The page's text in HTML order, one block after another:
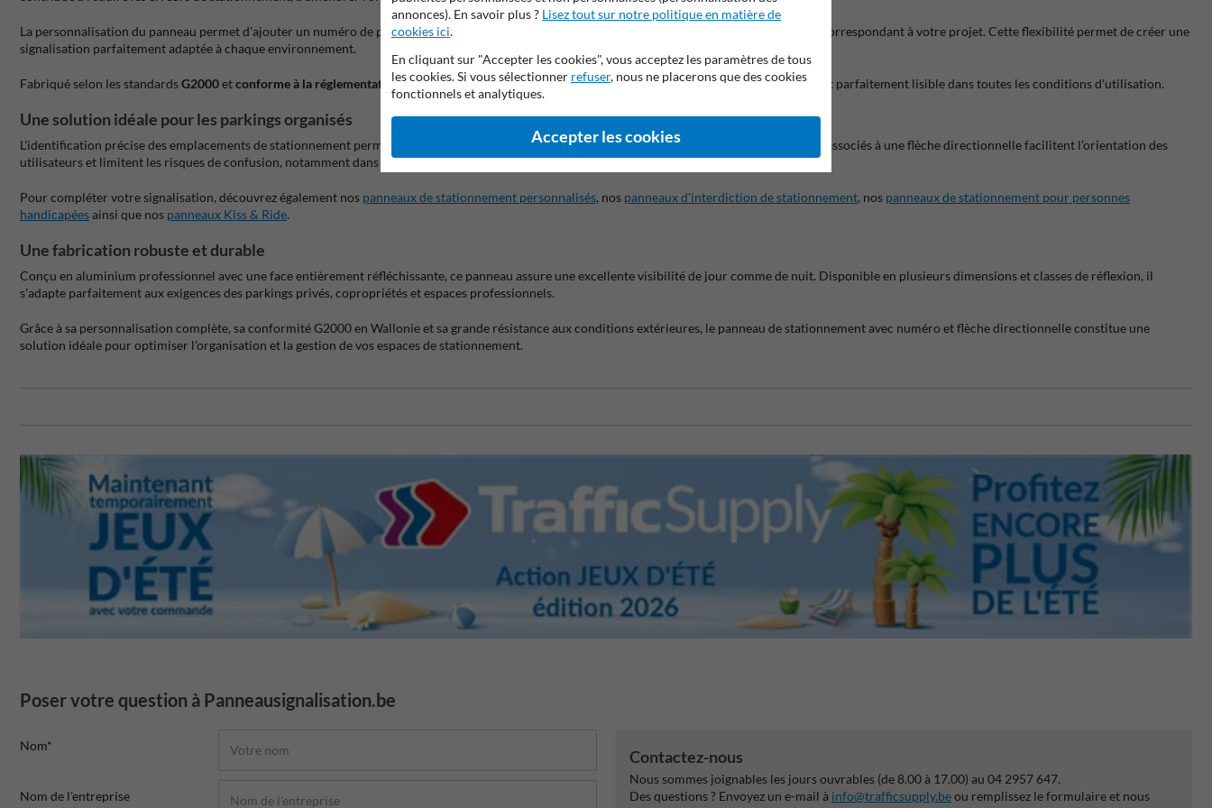
La personnalisation du panneau permet d'ajouter un numéro de place, une flèche orientée vers la gauche ou la droite ainsi qu'un texte spécifique correspondant à votre projet. Cette flexibilité permet de créer une
signalisation parfaitement adaptée à chaque environnement.
Fabriqué selon les standardsG2000etconforme à la réglementation en Wallonie , ce panneau garantit une signalisation professionnelle, durable et parfaitement lisible dans toutes les conditions d'utilisation.
Une solution idéale pour les parkings organisés
L'identification précise des emplacements de stationnement permet d'améliorer considérablement la gestion des parkings. Les numéros de places associés à une flèche directionnelle facilitent l'orientation des
utilisateurs et limitent les risques de confusion, notamment dans les grands ensembles résidentiels ou les parkings d'entreprise.
Pour compléter votre signalisation, découvrez également nos panneaux de stationnement personnalisés, nos panneaux d'interdiction de stationnement, nos panneaux de stationnement pour personnes
handicapéesainsi que nos panneaux Kiss & Ride.
Une fabrication robuste et durable
Conçu en aluminium professionnel avec une face entièrement réfléchissante, ce panneau assure une excellente visibilité de jour comme de nuit. Disponible en plusieurs dimensions et classes de réflexion, il
s'adapte parfaitement aux exigences des parkings privés, copropriétés et espaces professionnels.
Grâce à sa personnalisation complète, sa conformité G2000 en Wallonie et sa grande résistance aux conditions extérieures, le panneau de stationnement avec numéro et flèche directionnelle constitue une
solution idéale pour optimiser l'organisation et la gestion de vos espaces de stationnement.
Poser votre question à Panneausignalisation.be
Nom*
Nom de l'entreprise
Contactez-nous
Nous sommes joignables les jours ouvrables (de 8.00 à 17.00) au 04 2957 647.
Des questions ? Envoyez un e-mail à info@trafficsupply.beou remplissez le formulaire et nous
annonces). En savoir plus ? Lisez tout sur notre politique en matière de
cookies ici.
En cliquant sur "Accepter les cookies", vous acceptez les paramètres de tous
les cookies. Si vous sélectionner refuser, nous ne placerons que des cookies
fonctionnels et analytiques.
Accepter les cookies